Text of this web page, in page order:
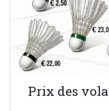
Prix des